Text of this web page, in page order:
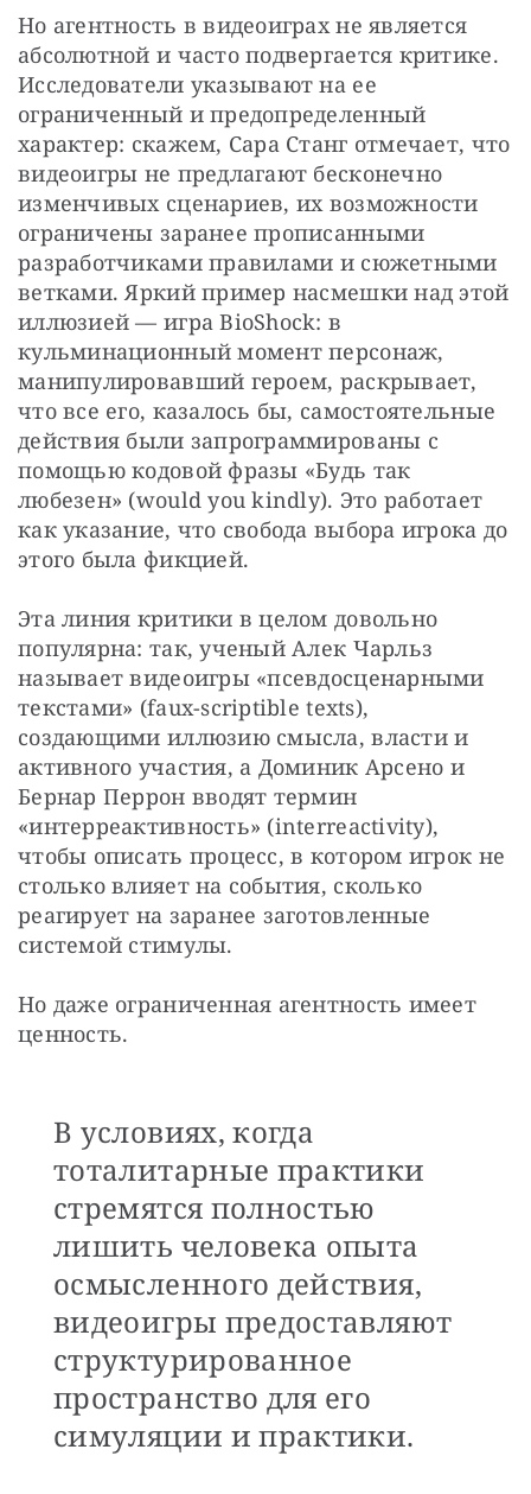
Но агентность в видеоиграх не является
абсолютной и часто подвергается критике.
Исследователи указывают на ее
ограниченный и предопределенный
характер: скажем, Сара Станг отмечает, что
видеоигры не предлагают бесконечно
изменчивых сценариев, их возможности
ограничены заранее прописанными
разработчиками правилами и сюжетными
ветками. Яркий пример насмешки над этой
иллюзией — игра BioShock: в
кульминационный момент персонаж,
манипулировавший героем, раскрывает,
что все его, казалось бы, самостоятельные
действия были запрограммированы с
помощью кодовой фразы «Будь так
любезен» (would you kindly). Это работает
как указание, что свобода выбора игрока до
этого была фикцией.
Эта линия критики в целом довольно
популярна: так, ученый Алек Чарльз
называет видеоигры «псевдосценарными
текстами» (faux-scriptible texts),
создающими иллюзию смысла, власти и
активного участия, а Доминик Арсено и
Бернар Перрон вводят термин
«интерреактивность» (interreactivity),
чтобы описать процесс, в котором игрок не
столько влияет на события, сколько
реагирует на заранее заготовленные
системой стимулы.
Но даже ограниченная агентность имеет
ценность.
В условиях, когда
тоталитарные практики
стремятся полностью
лишить человека опыта
осмысленного действия,
видеоигры предоставляют
структурированное
пространство для его
симуляции и практики.